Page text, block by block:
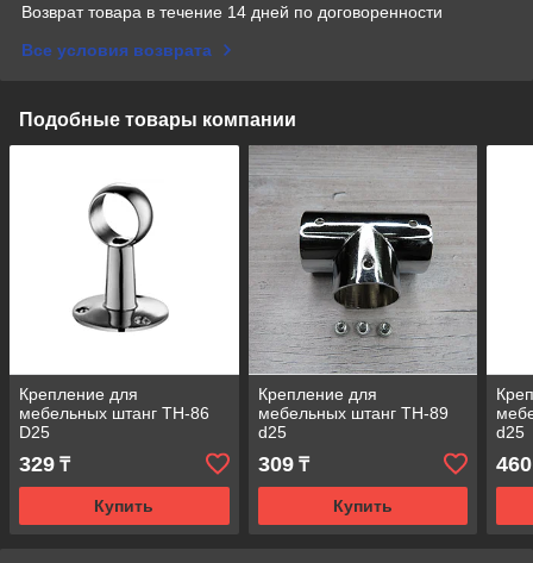
Возврат товара в течение 14 дней по договоренности
Все условия возврата
Подобные товары компании
Крепление для
мебельных штанг TH-86
D25
329 ₸
Купить
Крепление для
мебельных штанг TH-89
d25
309₸
Купить
d25
460